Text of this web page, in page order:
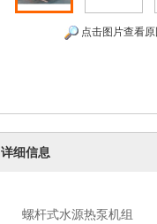
点击图片查看原
详细信息
螺杆式水源热泵机组